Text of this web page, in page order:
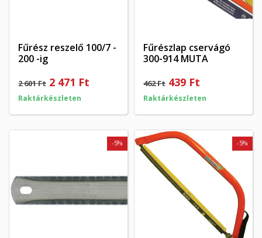
Fűrész reszelő 100/7 -
200 -ig
2 601 Ft 2 471 Ft
Raktárkészleten
Fűrészlap cservágó
300-914 MUTA
462 Ft 439 Ft
Raktárkészleten
-5% -5%